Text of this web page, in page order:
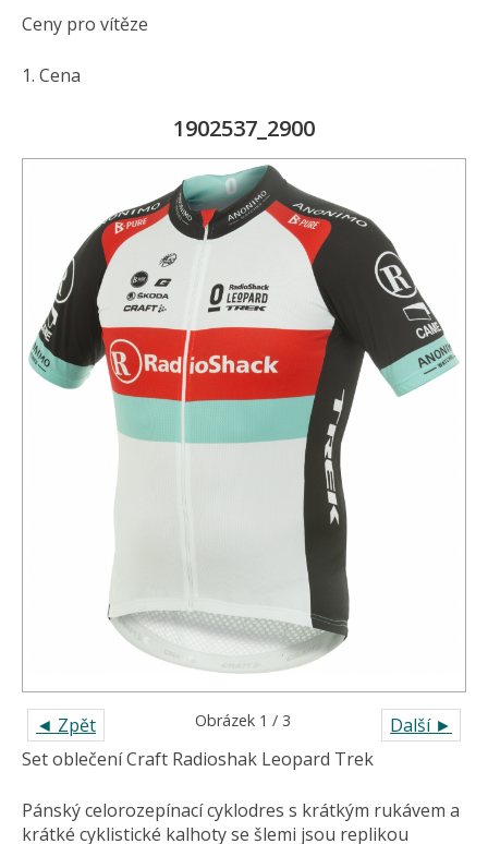
Ceny pro vítěze
1. Cena
1902537_2900
◄ Zpět Další ►
Obrázek 1 / 3
Set oblečení Craft Radioshak Leopard Trek
Pánský celorozepínací cyklodres s krátkým rukávem a
krátké cyklistické kalhoty se šlemi jsou replikou